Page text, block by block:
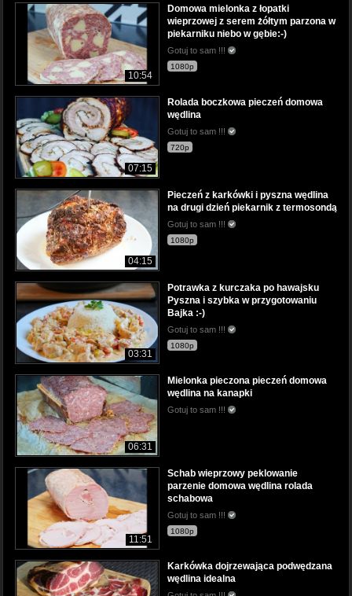
10:54
Domowa mielonka z łopatki
wieprzowej z serem żółtym parzona w
piekarniku niebo w gębie:-)
Gotuj to sam !!!
1080p
07:15
Rolada boczkowa pieczeń domowa
wędlina
Gotuj to sam !!!
720p
04:15
Pieczeń z karkówki i pyszna wędlina
na drugi dzień piekarnik z termosondą
Gotuj to sam !!!
1080p
03:31
Potrawka z kurczaka po hawajsku
Pyszna i szybka w przygotowaniu
Bajka :-)
Gotuj to sam !!!
1080p
06:31
Mielonka pieczona pieczeń domowa
wędlina na kanapki
Gotuj to sam !!!
11:51
Schab wieprzowy peklowanie
parzenie domowa wędlina rolada
schabowa
Gotuj to sam !!!
1080p
Karkówka dojrzewająca podwędzana
wędlina idealna